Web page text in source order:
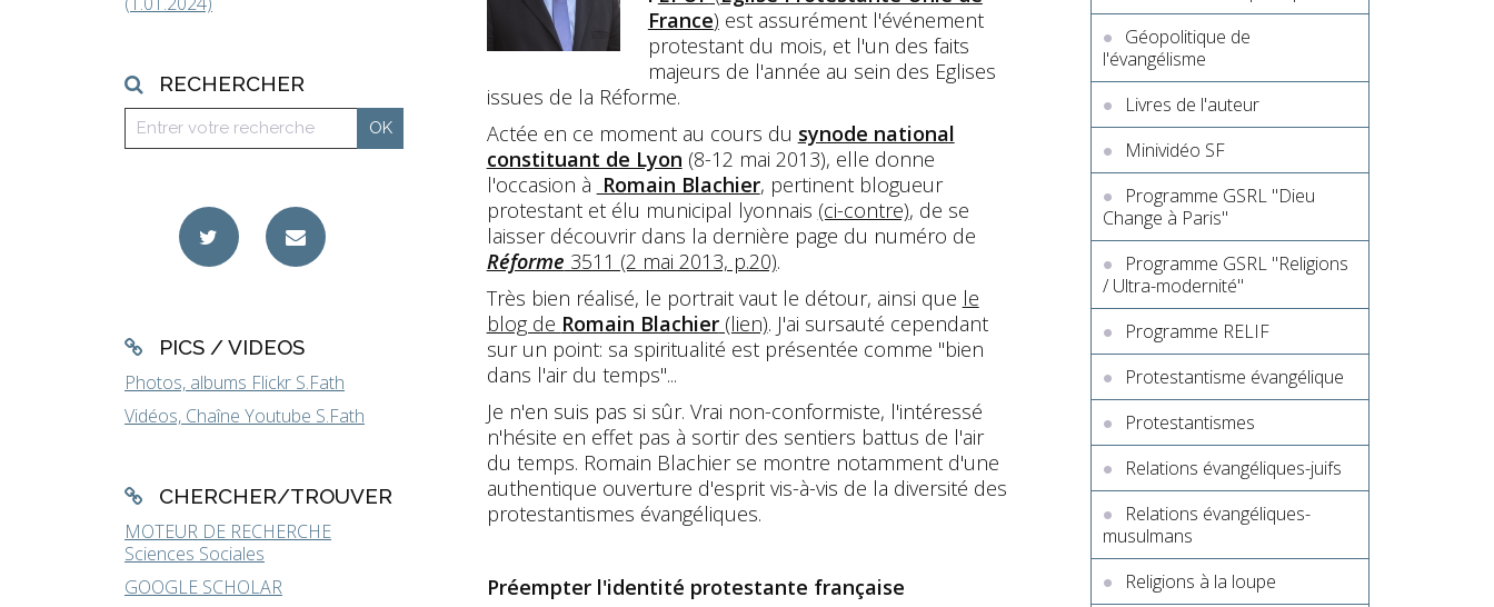
RECHERCHER
PICS / VIDEOS
Photos, albums Flickr S.Fath
Vidéos, Chaîne Youtube S.Fath
CHERCHER/TROUVER
MOTEUR DE RECHERCHE
Sciences Sociales
GOOGLE SCHOLAR
France) est assurément l'événement
protestant du mois, et l'un des faits
majeurs de l'année au sein des Eglises
issues de la Réforme.
Actée en ce moment au cours du synode national
constituant de Lyon (8-12 mai 2013), elle donne
l'occasion à Romain Blachier, pertinent blogueur
protestant et élu municipal lyonnais (ci-contre), de se
laisser découvrir dans la dernière page du numéro de
Réforme 3511 (2 mai 2013, p.20).
Très bien réalisé, le portrait vaut le détour, ainsi que le
blog de Romain Blachier(lien). J'ai sursauté cependant
sur un point: sa spiritualité est présentée comme "bien
dans l'air du temps"...
Je n'en suis pas si sûr. Vrai non-conformiste, l'intéressé
n'hésite en effet pas à sortir des sentiers battus de l'air
du temps. Romain Blachier se montre notamment d'une
authentique ouverture d'esprit vis-à-vis de la diversité des
protestantismes évangéliques.
Préempter l'identité protestante française
Géopolitique de
l'évangélisme
Livres de l'auteur
Minividéo SF
Programme GSRL "Dieu
Change à Paris"
Programme GSRL "Religions
/ Ultra-modernité"
Programme RELIF
Protestantisme évangélique
Protestantismes
Relations évangéliques-juifs
Relations évangéliques-
musulmans
Religions à la loupe